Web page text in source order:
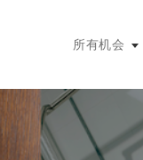
所有机会